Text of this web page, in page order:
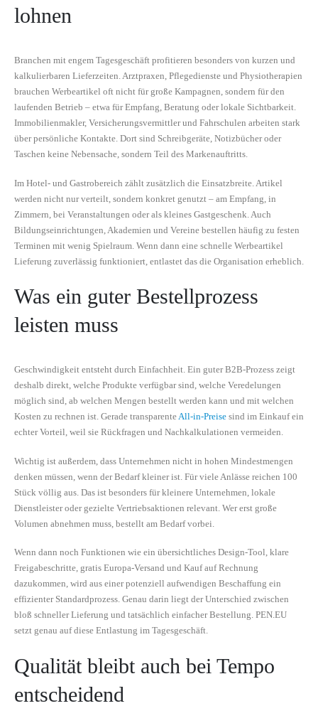
lohnen
Branchen mit engem Tagesgeschäft profitieren besonders von kurzen und
kalkulierbaren Lieferzeiten. Arztpraxen, Pflegedienste und Physiotherapien
brauchen Werbeartikel oft nicht für große Kampagnen, sondern für den
laufenden Betrieb – etwa für Empfang, Beratung oder lokale Sichtbarkeit.
Immobilienmakler, Versicherungsvermittler und Fahrschulen arbeiten stark
über persönliche Kontakte. Dort sind Schreibgeräte, Notizbücher oder
Taschen keine Nebensache, sondern Teil des Markenauftritts.
Im Hotel- und Gastrobereich zählt zusätzlich die Einsatzbreite. Artikel
werden nicht nur verteilt, sondern konkret genutzt – am Empfang, in
Zimmern, bei Veranstaltungen oder als kleines Gastgeschenk. Auch
Bildungseinrichtungen, Akademien und Vereine bestellen häufig zu festen
Terminen mit wenig Spielraum. Wenn dann eine schnelle Werbeartikel
Lieferung zuverlässig funktioniert, entlastet das die Organisation erheblich.
Was ein guter Bestellprozess
leisten muss
Geschwindigkeit entsteht durch Einfachheit. Ein guter B2B-Prozess zeigt
deshalb direkt, welche Produkte verfügbar sind, welche Veredelungen
möglich sind, ab welchen Mengen bestellt werden kann und mit welchen
Kosten zu rechnen ist. Gerade transparenteAll-in-Preise sind im Einkauf ein
echter Vorteil, weil sie Rückfragen und Nachkalkulationen vermeiden.
Wichtig ist außerdem, dass Unternehmen nicht in hohen Mindestmengen
denken müssen, wenn der Bedarf kleiner ist. Für viele Anlässe reichen 100
Stück völlig aus. Das ist besonders für kleinere Unternehmen, lokale
Dienstleister oder gezielte Vertriebsaktionen relevant. Wer erst große
Volumen abnehmen muss, bestellt am Bedarf vorbei.
Wenn dann noch Funktionen wie ein übersichtliches Design-Tool, klare
Freigabeschritte, gratis Europa-Versand und Kauf auf Rechnung
dazukommen, wird aus einer potenziell aufwendigen Beschaffung ein
effizienter Standardprozess. Genau darin liegt der Unterschied zwischen
bloß schneller Lieferung und tatsächlich einfacher Bestellung. PEN.EU
setzt genau auf diese Entlastung im Tagesgeschäft.
Qualität bleibt auch bei Tempo
entscheidend